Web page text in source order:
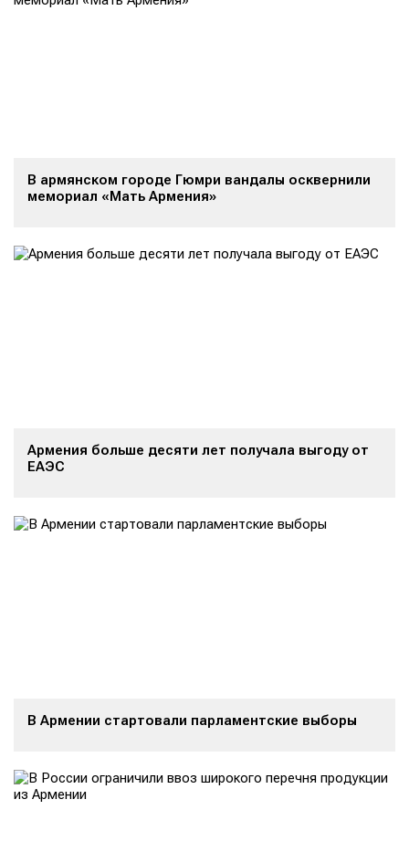
В армянском городе Гюмри вандалы осквернили
мемориал «Мать Армения»
Армения больше десяти лет получала выгоду от
ЕАЭС
В Армении стартовали парламентские выборы